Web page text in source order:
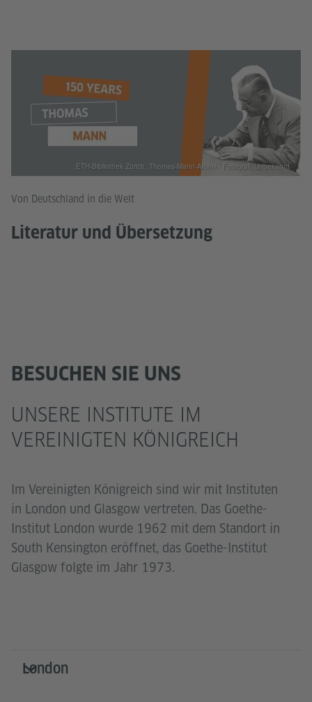
Von Deutschland in die Welt
Literatur und Übersetzung
ETH-Bibliothek Zürich, Thomas-Mann-Archiv / Fotograf: Unbekannt
BESUCHEN SIE UNS
UNSERE INSTITUTE IM
VEREINIGTEN KÖNIGREICH
Im Vereinigten Königreich sind wir mit Instituten
in London und Glasgow vertreten. Das Goethe-
Institut London wurde 1962 mit dem Standort in
South Kensington eröffnet, das Goethe-Institut
Glasgow folgte im Jahr 1973.
London